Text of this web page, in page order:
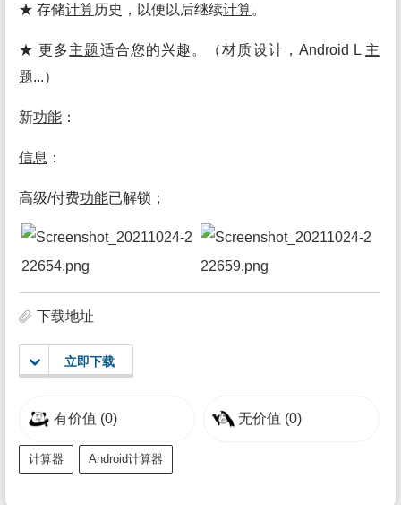
★ 存储计算历史，以便以后继续计算。
★ 更多主题适合您的兴趣。（材质设计，Android L 主
题...）
新功能 ：
信息 ：
高级/付费功能已解锁；
下载地址
立即下载
有价值 (0) 无价值 (0)
计算器 Android计算器